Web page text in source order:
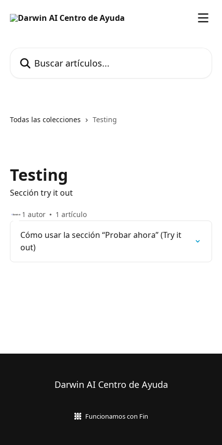
Todas las colecciones Testing
Testing
Sección try it out
1 autor 1 artículo
Cómo usar la sección “Probar ahora” (Try it
out)
Darwin AI Centro de Ayuda
Funcionamos con Fin